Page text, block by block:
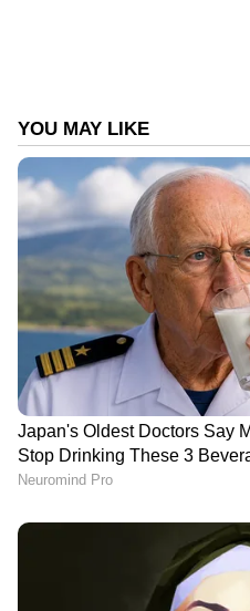
താരം 776 റണ്‍സോടെ
റണ്‍വേട്ടക്കാരില്‍
മോസ്റ്റ് വാല്യുബിള്‍
ഉള്‍പ്പെടെ അഞ്ച്
ഈ പതിനഞ്ചുകാരന്‍
വാരിക്കൂട്ടിയത്.
സീസണില്‍ ഏറ്റവും
നേടുന്ന താരമെന്ന
റെക്കോര്‍ഡും
തിരുത്തിക്കുറിച്ചു.
DOWNLOAD APP
അറിയൂ.
മുകളുടെ
നിമിഷങ്ങൾ, മത്സരം